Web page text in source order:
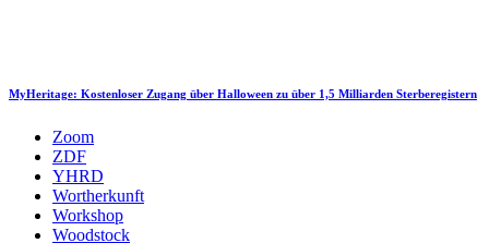
MyHeritage: Kostenloser Zugang über Halloween zu über 1,5 Milliarden Sterberegistern
Zoom
ZDF
YHRD
Wortherkunft
Workshop
Woodstock